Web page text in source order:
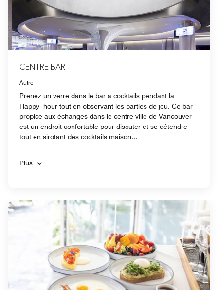
CENTRE BAR
Autre
Prenez un verre dans le bar à cocktails pendant la
Happy hour tout en observant les parties de jeu. Ce bar
propice aux échanges dans le centre-ville de Vancouver
est un endroit confortable pour discuter et se détendre
tout en sirotant des cocktails maison...
Plus